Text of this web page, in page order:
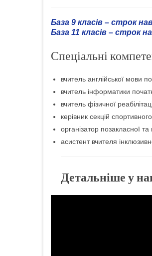
База 9 класів – строк
База 11 класів – строк
Спеціальні
вчитель англійської мови
вчитель інформатики
вчитель фізичної
керівник секцій
організатор позакласної
асистент вчителя
Детальніше у